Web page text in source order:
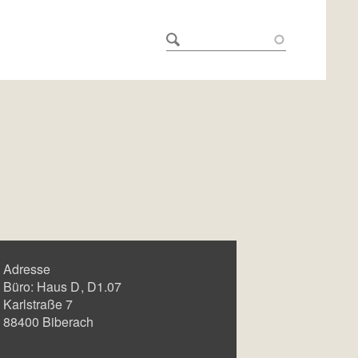
Adresse
Büro: Haus D D1.07
Karlstraße 7
88400 Biberach